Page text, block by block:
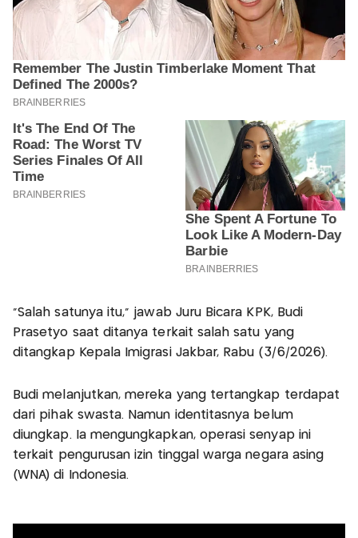
"Salah satunya itu," jawab Juru Bicara KPK, Budi
Prasetyo saat ditanya terkait salah satu yang
ditangkap Kepala Imigrasi Jakbar, Rabu (3/6/2026).
Budi melanjutkan, mereka yang tertangkap terdapat
dari pihak swasta. Namun identitasnya belum
diungkap. Ia mengungkapkan, operasi senyap ini
terkait pengurusan izin tinggal warga negara asing
(WNA) di Indonesia.